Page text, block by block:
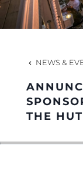
VALUTA
NEWS &
THE HUT